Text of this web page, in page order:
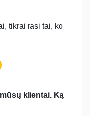
tikrai rasi tai, ko
klientai. Ką